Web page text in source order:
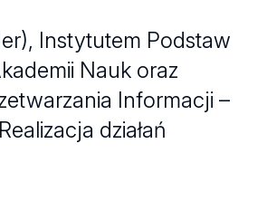
Instytutem Podstaw
Nauk oraz
Informacji –
działań